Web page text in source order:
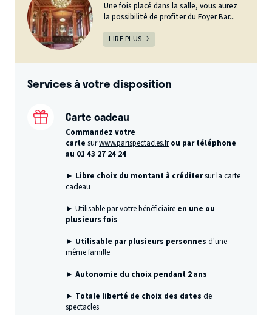
Une fois placé dans la salle, vous aurez
la possibilité de profiter du Foyer Bar...
LIRE PLUS
Services à votre disposition
Carte cadeau
Commandez votre
cartesurwww.parispectacles.frou par téléphone
au 01 43 27 24 24
► Libre choix du montant à créditersur la carte
cadeau
► Utilisable par votre bénéficiaire en une ou
plusieurs fois
► Utilisable par plusieurs personnesd'une
même famille
► Autonomie du choix pendant 2 ans
► Totale liberté de choix des dates de
spectacles